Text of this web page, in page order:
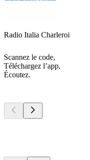
Radio Italia Charleroi
Scannez le code,
Téléchargez l’app,
Écoutez.